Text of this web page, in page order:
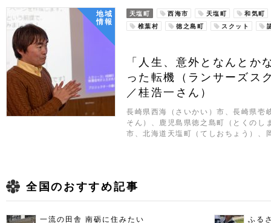
地域
情報
天塩町 西海市 天塩町
和気町
椎葉村
徳之島町 スクット
「人生、意外となんとか
った転機（ランサーズ
／桂浩一さん）
長崎県西海（さいかい）市、長崎県壱
そん）、鹿児島県徳之島町（とくのし
市、北海道天塩町（てしおちょう）
全国のおすすめ記事
一流の田舎 南砺に住みたい ふる